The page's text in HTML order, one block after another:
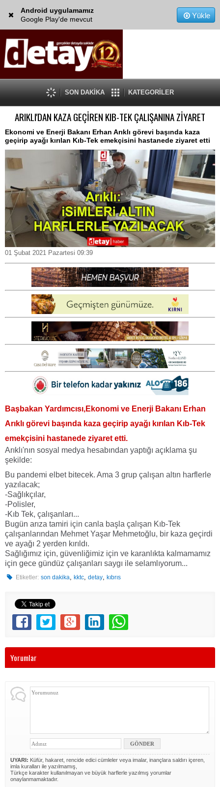
Android uygulamamız
Google Play'de mevcut
Yükle
SON DAKİKA KATEGORİLER
ARIKLI'DAN KAZA GEÇİREN KIB-TEK ÇALIŞANINA ZİYARET
Ekonomi ve Enerji Bakanı Erhan Arıklı görevi başında kaza
geçirip ayağı kırılan Kıb-Tek emekçisini hastanede ziyaret etti
01 Şubat 2021 Pazartesi 09:39
Başbakan Yardımcısı,Ekonomi ve Enerji Bakanı Erhan
Arıklı görevi başında kaza geçirip ayağı kırılan Kıb-Tek
emekçisini hastanede ziyaret etti.
Arıklı'nın sosyal medya hesabından yaptığı açıklama şu
şekilde:
Bu pandemi elbet bitecek. Ama 3 grup çalışan altın harflerle
yazılacak;
-Sağlıkçılar,
-Polisler,
-Kıb Tek, çalışanları...
Bugün arıza tamiri için canla başla çalışan Kıb-Tek
çalışanlarından Mehmet Yaşar Mehmetoğlu, bir kaza geçirdi
ve ayağı 2 yerden kırıldı.
Sağlığımız için, güvenliğimiz için ve karanlıkta kalmamamız
için gece gündüz çalışanları saygı ile selamlıyorum...
Etiketler: son dakika ,kktc ,detay ,kıbrıs
Yorumlar
UYARI: Küfür, hakaret, rencide edici cümleler veya imalar, inançlara saldırı içeren,
imla kuralları ile yazılmamış,
Türkçe karakter kullanılmayan ve büyük harflerle yazılmış yorumlar
onaylanmamaktadır.